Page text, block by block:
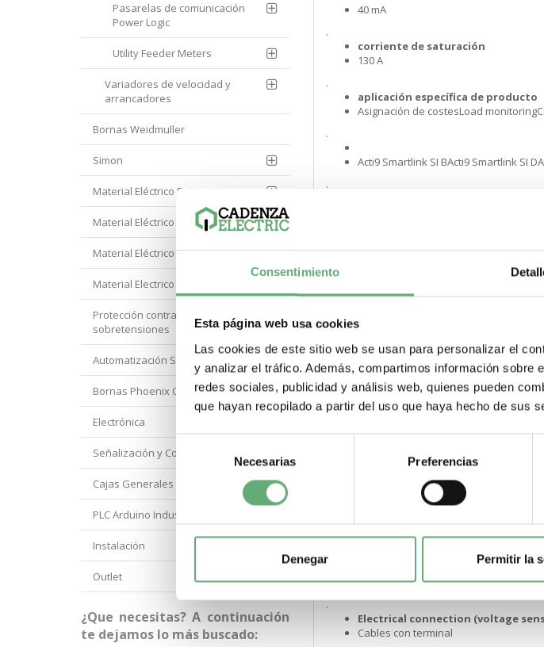
Consentimiento
Esta página web usa cookies
Las cookies de este sitio web se usan para personalizar el
y analizar el tráfico. Además, compartimos información sobre
redes sociales, publicidad y análisis web, quienes pueden
que hayan recopilado a partir del uso que haya hecho de sus
consentimiento
Necesarias Preferencias
Denegar Permitir la
40 mA
.
corriente de saturación
130 A
.
aplicación específica de producto
Asignación de costesLoad
.
Acti9 Smartlink SI BActi9 Smartlink SI
.
Acti 9 Acti 9 iCV40Acti 9 Vigi iC40Acti 9
Communication port protocol
tipo de medición
clase de precisión
Clase 1 corriente acorde a IEC 61557-
12Clase 1 energía activa acorde a IEC
.
Ubicación de montaje
Parte superior o inferior
Soporte de montaje
En interruptor automático
.
Grado de protección IP
Pérdida de tensión with measured
.
Electrical connection (voltage
Cables con terminal
Pasarelas de comunicación
Power Logic
Utility Feeder Meters
Variadores de velocidad y
arrancadores
Bornas Weidmuller
Simon
Material Eléctrico Eaton
Material Eléctrico Hager
Material Eléctrico Hyundai
Material Electrico Legrand
Protección contra
sobretensiones
Automatización Siemens
Bornas Phoenix Contact
Electrónica
Señalización y Control Orbis
Cajas Generales Proteccion
PLC Arduino Industrial
Instalación
Outlet
¿Que necesitas? A continuación
te dejamos lo más buscado: